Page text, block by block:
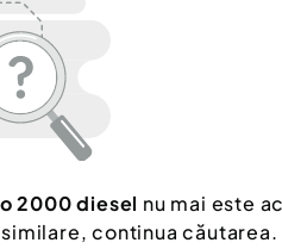
2000 diesel nu mai este
continua căutarea.